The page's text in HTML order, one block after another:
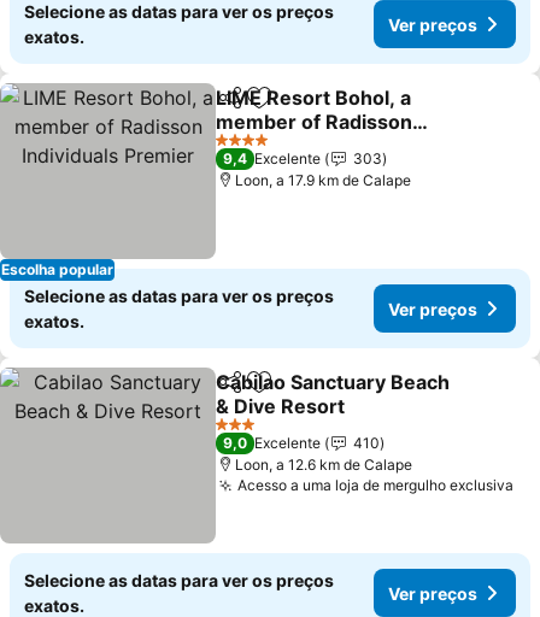
Selecione as datas para ver os preços
exatos.
Ver preços
Escolha popular
PartilharAdicionar aos favoritos
LIME Resort Bohol, a
member of Radisson
Individuals Premier
Ver preços
4 Estrelas
9,4 Excelente
303
Loon, a 17.9 km de Calape
Selecione as datas para ver os preços
exatos.
Ver preços
PartilharAdicionar aos favoritos
Cabilao Sanctuary Beach
& Dive Resort
Ver preços
3 Estrelas
9,0 Excelente
410
Loon, a 12.6 km de Calape
Acesso a uma loja de mergulho exclusiva
Selecione as datas para ver os preços
exatos.
Ver preços